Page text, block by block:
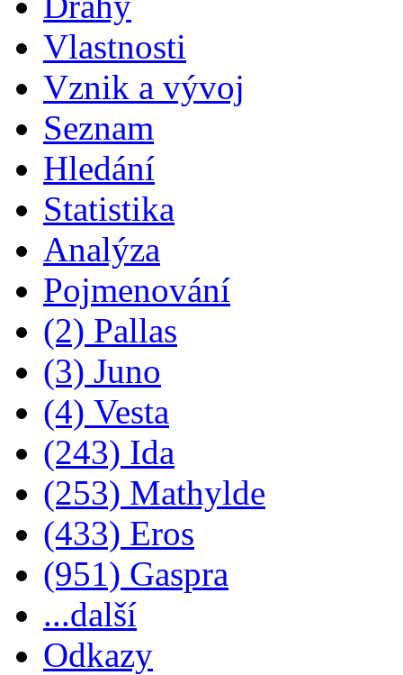
Vlastnosti
Vznik a vývoj
Seznam
Hledání
Statistika
Analýza
Pojmenování
(2) Pallas
(3) Juno
(4) Vesta
(243) Ida
(253) Mathylde
(433) Eros
(951) Gaspra
...další
Odkazy